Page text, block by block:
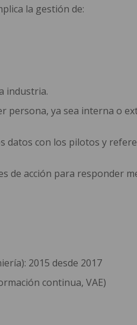
la gestión de:
industria.
persona, ya sea interna o
datos con los pilotos y
de acción para responder
2015 desde 2017
continua, VAE)